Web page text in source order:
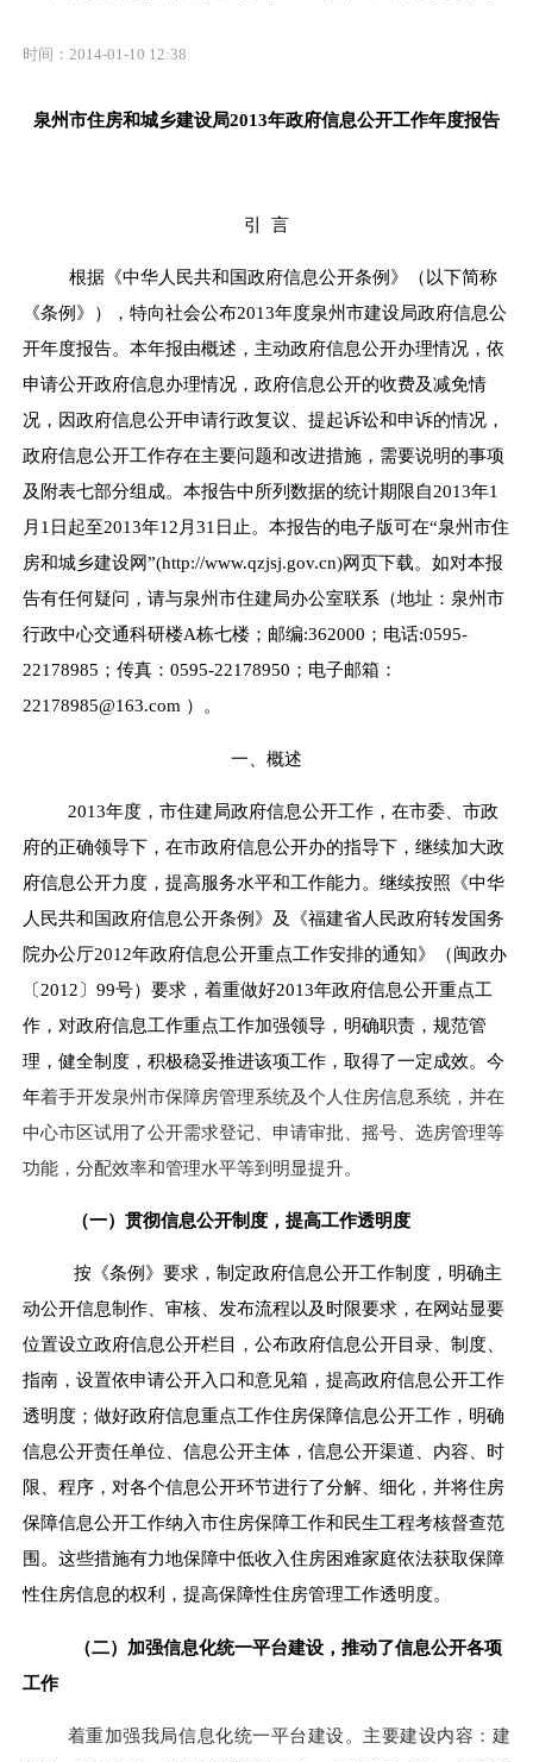
时间：2014-01-10 12:38
泉州市住房和城乡建设局2013年政府信息公开工作年度报告
引 言
根据《中华人民共和国政府信息公开条例》（以下简称
《条例》），特向社会公布2013年度泉州市建设局政府信息公
开年度报告。本年报由概述，主动政府信息公开办理情况，依
申请公开政府信息办理情况，政府信息公开的收费及减免情
况，因政府信息公开申请行政复议、提起诉讼和申诉的情况，
政府信息公开工作存在主要问题和改进措施，需要说明的事项
及附表七部分组成。本报告中所列数据的统计期限自2013年1
月1日起至2013年12月31日止。本报告的电子版可在“泉州市住
房和城乡建设网”(http://www.qzjsj.gov.cn)网页下载。如对本报
告有任何疑问，请与泉州市住建局办公室联系（地址： 泉州市
行政中心交通科研楼A栋七楼；邮编:362000；电话:0595-
22178985；传真：0595-22178950；电子邮箱：
22178985@163.com ）。
一、概述
2013年度，市住建局政府信息公开工作，在市委、市政
府的正确领导下，在市政府信息公开办的指导下， 继续加大政
府信息公开力度，提高服务水平和工作能力。 继续按照《中华
人民共和国政府信息公开条例》及《福建省人民政府转发国务
院办公厅2012年政府信息公开重点工作安排的通知》（闽政办
〔2012〕99号）要求，着重做好2013年政府信息公开重点工
作，对政府信息工作重点工作加强领导，明确职责，规范管
理，健全制度，积极稳妥推进该项工作，取得了一定成效。 今
年着手开发泉州市保障房管理系统及个人住房信息系统 ， 并在
中心市区试用了公开需求登记、申请审批、 摇号、 选房管理等
功能，分配效率和管理水平等到明显提升。
（一）贯彻信息公开制度，提高工作透明度
按《条例》要求，制定政府信息公开工作制度，明确主
动公开信息制作、审核、发布流程以及时限要求，在网站显要
位置设立政府信息公开栏目，公布政府信息公开目录、制度、
指南，设置依申请公开入口和意见箱，提高政府信息公开工作
透明度 ； 做好政府信息重点工作住房保障信息公开工作，明确
信息公开责任单位、信息公开主体，信息公开渠道、内容、时
限、程序，对各个信息公开环节进行了分解、细化，并将住房
保障信息公开工作纳入市住房保障工作和民生工程考核督查范
围。这些措施有力地保障中低收入住房困难家庭依法获取保障
性住房信息的权利，提高保障性住房管理工作透明度。
（二） 加强信息化统一平台建设，推动了信息公开各项
工作
着重加强我局信息化统一平台建设。主要建设内容： 建